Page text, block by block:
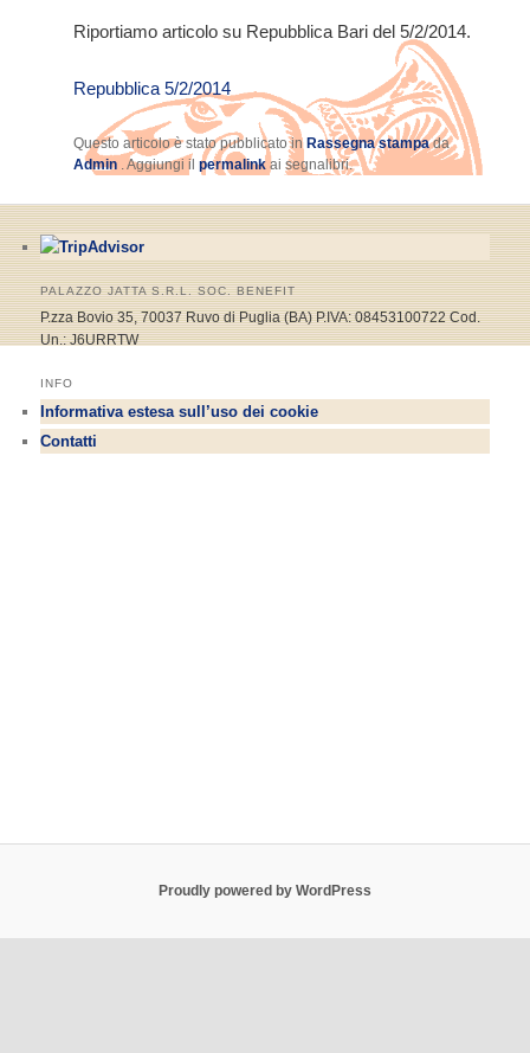
Riportiamo articolo su Repubblica Bari del 5/2/2014.
Repubblica 5/2/2014
Questo articolo è stato pubblicato inRassegna stampada
Admin . Aggiungi il permalinkai segnalibri.
PALAZZO JATTA S.R.L. SOC. BENEFIT
P.zza Bovio 35, 70037 Ruvo di Puglia (BA) P.IVA: 08453100722 Cod.
Un.: J6URRTW
INFO
Informativa estesa sull’uso dei cookie
Contatti
Proudly powered by WordPress